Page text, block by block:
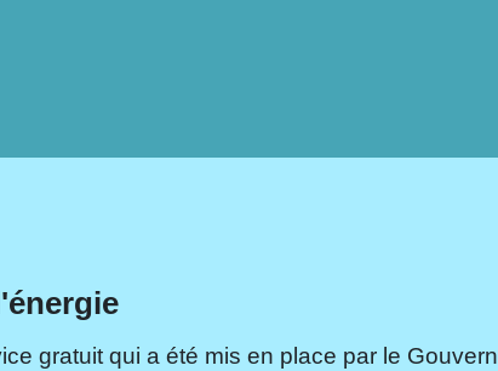
gratuit qui a été mis en place par le